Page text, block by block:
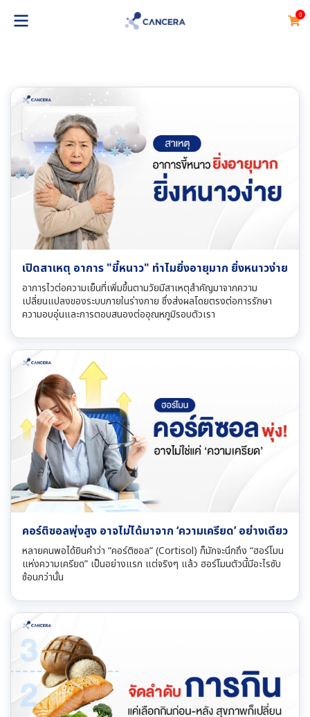
0
เปิดสาเหตุ อาการ "ขี้หนาว" ทำไมยิ่งอายุมาก ยิ่งหนาวง่าย
อาการไวต่อความเย็นที่เพิ่มขึ้นตามวัยมีสาเหตุสำคัญมาจากความ
เปลี่ยนแปลงของระบบภายในร่างกาย ซึ่งส่งผลโดยตรงต่อการรักษา
ความอบอุ่นและการตอบสนองต่ออุณหภูมิรอบตัวเรา
คอร์ติซอลพุ่งสูง อาจไม่ได้มาจาก ‘ความเครียด’ อย่างเดียว
หลายคนพอได้ยินคำว่า “คอร์ติซอล” (Cortisol) ก็มักจะนึกถึง “ฮอร์โมน
แห่งความเครียด” เป็นอย่างแรก แต่จริงๆ แล้ว ฮอร์โมนตัวนี้มีอะไรซับ
ซ้อนกว่านั้น